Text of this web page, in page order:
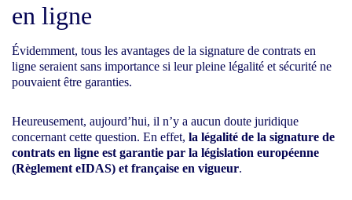
en ligne
Évidemment, tous les avantages de la signature de contrats en
ligne seraient sans importance si leur pleine légalité et sécurité ne
pouvaient être garanties.
Heureusement, aujourd’hui, il n’y a aucun doute juridique
concernant cette question. En effet, la légalité de la signature de
contrats en ligne est garantie par la législation européenne
(Règlement eIDAS) et française en vigueur.